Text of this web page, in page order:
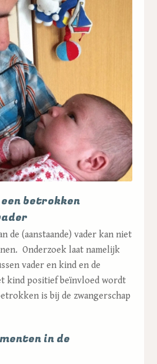
betrokken
de (aanstaande) vader kan niet
Onderzoek laat namelijk
vader en kind en de
kind positief beïnvloed wordt
is bij de zwangerschap
in de